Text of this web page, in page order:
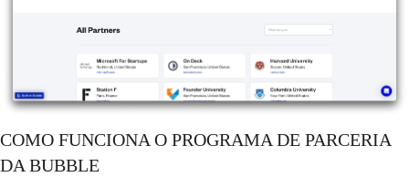
COMO FUNCIONA O PROGRAMA DE PARCERIA
DA BUBBLE